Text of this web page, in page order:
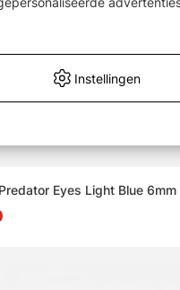
Eyes Light Blue 6mm
Instellingen